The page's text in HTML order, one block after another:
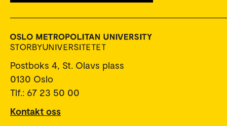
Postboks 4, St. Olavs plass
0130 Oslo
Tlf.: 67 23 50 00
Kontakt oss